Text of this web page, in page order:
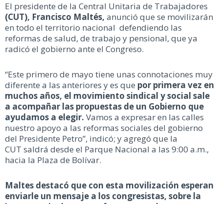
El presidente de la Central Unitaria de Trabajadores
(CUT), Francisco Maltés, anunció que se movilizarán
en todo el territorio nacional defendiendo las
reformas de salud, de trabajo y pensional, que ya
radicó el gobierno ante el Congreso.
“Este primero de mayo tiene unas connotaciones muy
diferente a las anteriores y es que por primera vez en
muchos años, el movimiento sindical y social sale
a acompañar las propuestas de un Gobierno que
ayudamos a elegir. Vamos a expresar en las calles
nuestro apoyo a las reformas sociales del gobierno
del Presidente Petro”, indicó; y agregó que la
CUT saldrá desde el Parque Nacional a las 9:00 a.m.,
hacia la Plaza de Bolívar.
Maltes destacó que con esta movilización esperan
enviarle un mensaje a los congresistas, sobre la